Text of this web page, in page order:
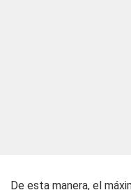
De esta manera, el